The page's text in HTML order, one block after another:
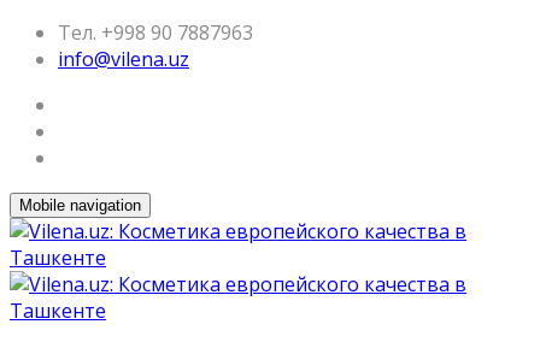
Тел. +998 90 7887963
info@vilena.uz
Mobile navigation